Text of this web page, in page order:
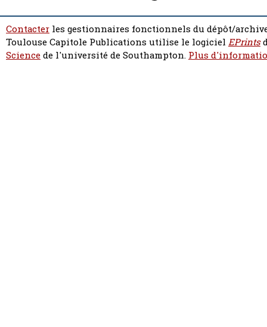
Contacter les gestionnaires fonctionnels du dépôt/
Toulouse Capitole Publications utilise le logiciel EPrints
Sciencede l'université de Southampton. Plus